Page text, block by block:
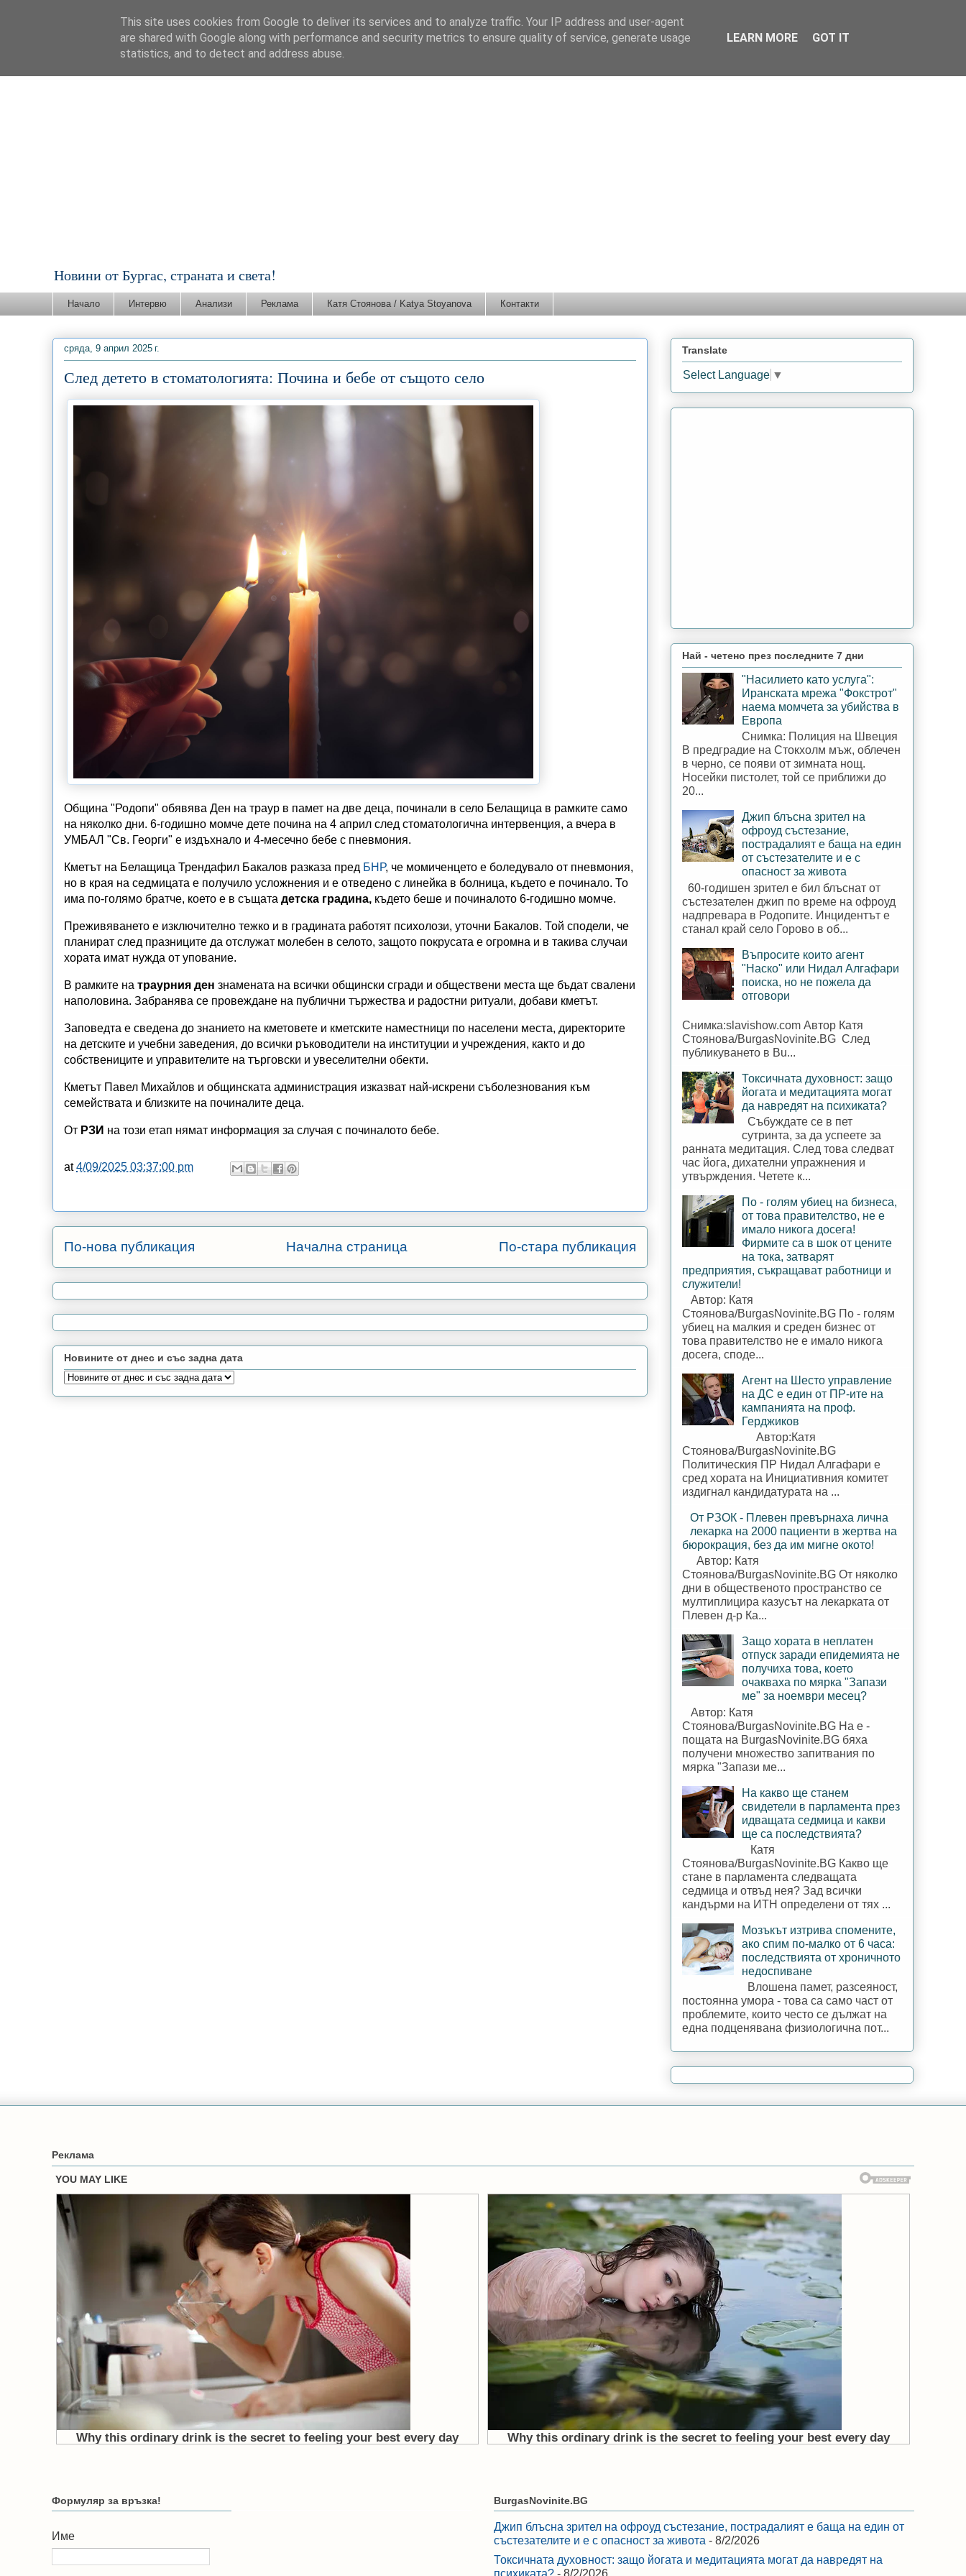
Новини от Бургас, страната и света!
Начало Интервю Анализи Реклама Катя Стоянова / Katya Stoyanova Контакти
сряда, 9 април 2025 г.
След детето в стоматологията: Почина и бебе от същото село
Община "Родопи" обявява Ден на траур в памет на две деца, починали в село Белащица в рамките само
на няколко дни. 6-годишно момче дете почина на 4 април след стоматологична интервенция, а вчера в
УМБАЛ "Св. Георги" е издъхнало и 4-месечно бебе с пневмония.
Кметът на Белащица Трендафил Бакалов разказа пред БНР, че момиченцето е боледувало от пневмония,
но в края на седмицата е получило усложнения и е отведено с линейка в болница, където е починало. То
има по-голямо братче, което е в същата детска градина, където беше и починалото 6-годишно момче.
Преживяването е изключително тежко и в градината работят психолози, уточни Бакалов. Той сподели, че
планират след празниците да отслужат молебен в селото, защото покрусата е огромна и в такива случаи
хората имат нужда от упование.
В рамките на траурния ден знамената на всички общински сгради и обществени места ще бъдат свалени
наполовина. Забранява се провеждане на публични тържества и радостни ритуали, добави кметът.
Заповедта е сведена до знанието на кметовете и кметските наместници по населени места, директорите
на детските и учебни заведения, до всички ръководители на институции и учреждения, както и до
собствениците и управителите на търговски и увеселителни обекти.
Кметът Павел Михайлов и общинската администрация изказват най-искрени съболезнования към
семействата и близките на починалите деца.
От РЗИ на този етап нямат информация за случая с починалото бебе.
at4/09/2025 03:37:00 pm
По-нова публикация По-стара публикация
Начална страница
Новините от днес и със задна дата
Translate
Select Language ▼
Най - четено през последните 7 дни
"Насилието като услуга":
Иранската мрежа "Фокстрот"
наема момчета за убийства в
Европа
Снимка: Полиция на Швеция
В предградие на Стокхолм мъж, облечен
в черно, се появи от зимната нощ.
Носейки пистолет, той се приближи до
20...
Джип блъсна зрител на
офроуд състезание,
пострадалият е баща на един
от състезателите и е с
опасност за живота
60-годишен зрител е бил блъснат от
състезателен джип по време на офроуд
надпревара в Родопите. Инцидентът е
станал край село Горово в об...
Въпросите които агент
"Наско" или Нидал Алгафари
поиска, но не пожела да
отговори
Снимка:slavishow.com Автор Катя
Стоянова/BurgasNovinite.BG След
публикуването в Bu...
Токсичната духовност: защо
йогата и медитацията могат
да навредят на психиката?
Събуждате се в пет
сутринта, за да успеете за
ранната медитация. След това следват
час йога, дихателни упражнения и
утвърждения. Четете к...
По - голям убиец на бизнеса,
от това правителство, не е
имало никога досега!
Фирмите са в шок от цените
на тока, затварят
предприятия, съкращават работници и
служители!
Автор: Катя
Стоянова/BurgasNovinite.BG По - голям
убиец на малкия и среден бизнес от
това правителство не е имало никога
досега, споде...
Агент на Шесто управление
на ДС е един от ПР-ите на
кампанията на проф.
Герджиков
Автор:Катя
Стоянова/BurgasNovinite.BG
Политическия ПР Нидал Алгафари е
сред хората на Инициативния комитет
издигнал кандидатурата на ...
От РЗОК - Плевен превърнаха лична
лекарка на 2000 пациенти в жертва на
бюрокрация, без да им мигне окото!
Автор: Катя
Стоянова/BurgasNovinite.BG От няколко
дни в общественото пространство се
мултиплицира казусът на лекарката от
Плевен д-р Ка...
Защо хората в неплатен
отпуск заради епидемията не
получиха това, което
очакваха по мярка "Запази
ме" за ноември месец?
Автор: Катя
Стоянова/BurgasNovinite.BG На е -
пощата на BurgasNovinite.BG бяха
получени множество запитвания по
мярка "Запази ме...
На какво ще станем
свидетели в парламента през
идващата седмица и какви
ще са последствията?
Катя
Стоянова/BurgasNovinite.BG Какво ще
стане в парламента следващата
седмица и отвъд нея? Зад всички
кандърми на ИТН определени от тях ...
Мозъкът изтрива спомените,
ако спим по-малко от 6 часа:
последствията от хроничното
недоспиване
Влошена памет, разсеяност,
постоянна умора - това са само част от
проблемите, които често се дължат на
една подценявана физиологична пот...
Реклама
Формуляр за връзка!
Име
BurgasNovinite.BG
Джип блъсна зрител на офроуд състезание, пострадалият е баща на един от
състезателите и е с опасност за живота - 8/2/2026
Токсичната духовност: защо йогата и медитацията могат да навредят на
This site uses cookies from Google to deliver its services and to analyze traffic. Your IP address and user-agent
are shared with Google along with performance and security metrics to ensure quality of service, generate usage
statistics, and to detect and address abuse.
LEARN MORE GOT IT